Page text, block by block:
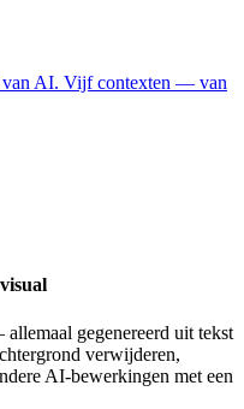
van AI. Vijf contexten — van
gegenereerd uit tekst
verwijderen,
AI-bewerkingen met een